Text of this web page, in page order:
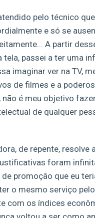
pelo técnico
e só se
A partir
tela, passei a ter uma
imaginar ver na TV,
de filmes e a
não é meu objetivo
de qualquer
de repente,
foram
promoção que eu
o mesmo serviço
com os índices